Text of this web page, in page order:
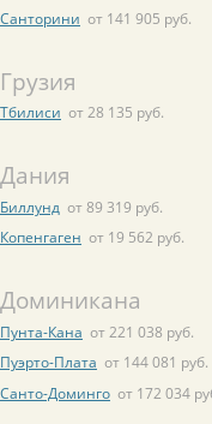
Санторини от 141 905 руб.
Грузия
Тбилиси от 28 135 руб.
Дания
Биллунд от 89 319 руб.
Копенгаген от 19 562 руб.
Доминикана
Пунта-Кана от 221 038 руб.
Пуэрто-Плата от 144 081 руб.
Санто-Доминго от 172 034